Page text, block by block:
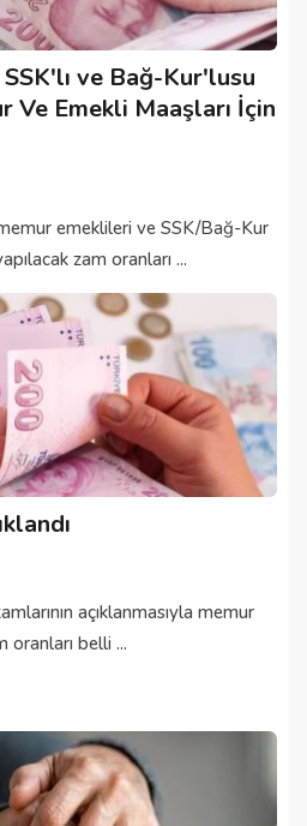
ve Bağ-Kur'lusu
Ve Emekli Maaşları İçin
emeklileri ve SSK/Bağ-Kur
zam oranları ...
açıklanmasıyla memur
oranları belli ...